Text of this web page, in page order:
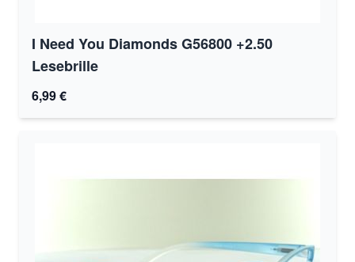
I Need You Diamonds G56800 +2.50
Lesebrille
6,99 €